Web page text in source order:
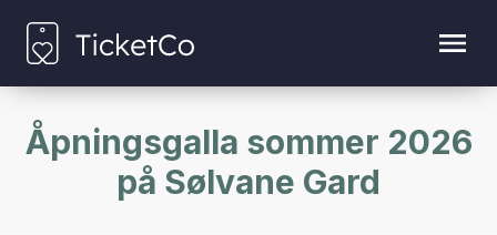
Åpningsgalla sommer 2026
på Sølvane Gard